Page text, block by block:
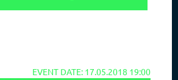
EVENT DATE: 17.05.2018 19:00